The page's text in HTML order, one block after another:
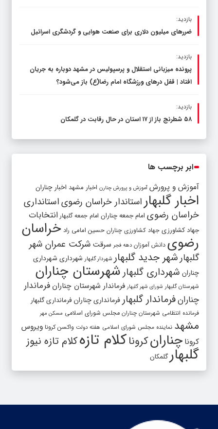
بازدید:
ضررهای میلیون دلاری برای صنعت هوایی و گردشگری اسرائیل
بازدید:
پرونده میزبانی استقلال و پرسپولیس در مشهد دوباره به جریان
افتاد | قفل در‌های ورزشگاه امام رضا(ع) باز می‌شود؟
بازدید:
۵۸ شطرنج‌ باز از ۱۷ استان در حال رقابت در گلمکان
ابر برچسب ها
آموزش و پرورش آموزش و پرورش چنارن اخبار مشهد اخبار چناران
اخبار گلبهار استاندار خراسان رضویاستانداری
خراسان رضوی امام جمعه چناران امام جمعه گلبهار انتخابات
جهاد کشاورزی جهاد کشاورزی چناران حسین امامی راد خراسان
رضوی دانش آموزان دهه فجر سرقت شرکت عمران شهر
گلبهارشهر جدید گلبهار شهردار گلبهار شهرداری شهرداری
چناران شهرداری گلبهار شهرستان چناران
شهرستان گلبهار شورای شهر گلبهار فرماندار شهرستان چناران فرماندار
چنارانفرماندار گلبهار فرمانداری چناران فرمانداری گلبهار
فرمانده انتظامی شهرستان چناران مجلس شورای اسلامی مسکن مهر
مشهد نماینده مجلس شورای اسلامی هفته دولت واکسن کرونا ویروس
کرونا چنارانکروناکلام تازهکلام تازه نیوز
گلبهارگلمکان